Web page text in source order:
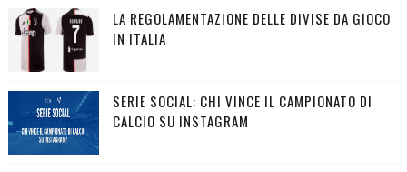
LA REGOLAMENTAZIONE DELLE DIVISE DA GIOCO
IN ITALIA
SERIE SOCIAL: CHI VINCE IL CAMPIONATO DI
CALCIO SU INSTAGRAM